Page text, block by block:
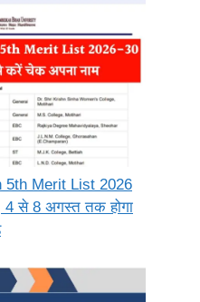
5th Merit List 2026
4 से 8 अगस्त तक होगा